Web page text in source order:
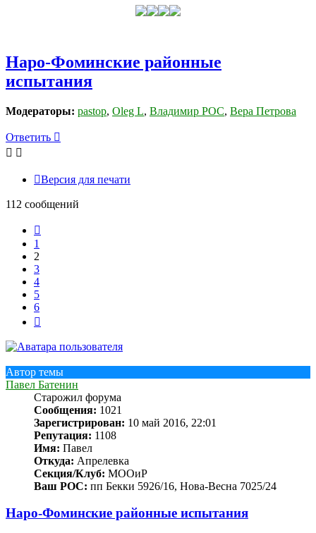
Наро-Фоминские районные
испытания
Модераторы: pastop, Oleg L, Владимир РОС, Вера Петрова
Ответить
Версия для печати
112 сообщений
1
2
3
4
5
6
Автор темы
Павел Батенин
Старожил форума
Сообщения: 1021
Зарегистрирован: 10 май 2016, 22:01
Репутация: 1108
Имя: Павел
Откуда: Апрелевка
Секция/Клуб: МООиР
Ваш РОС: пп Бекки 5926/16, Нова-Весна 7025/24
Наро-Фоминские районные испытания